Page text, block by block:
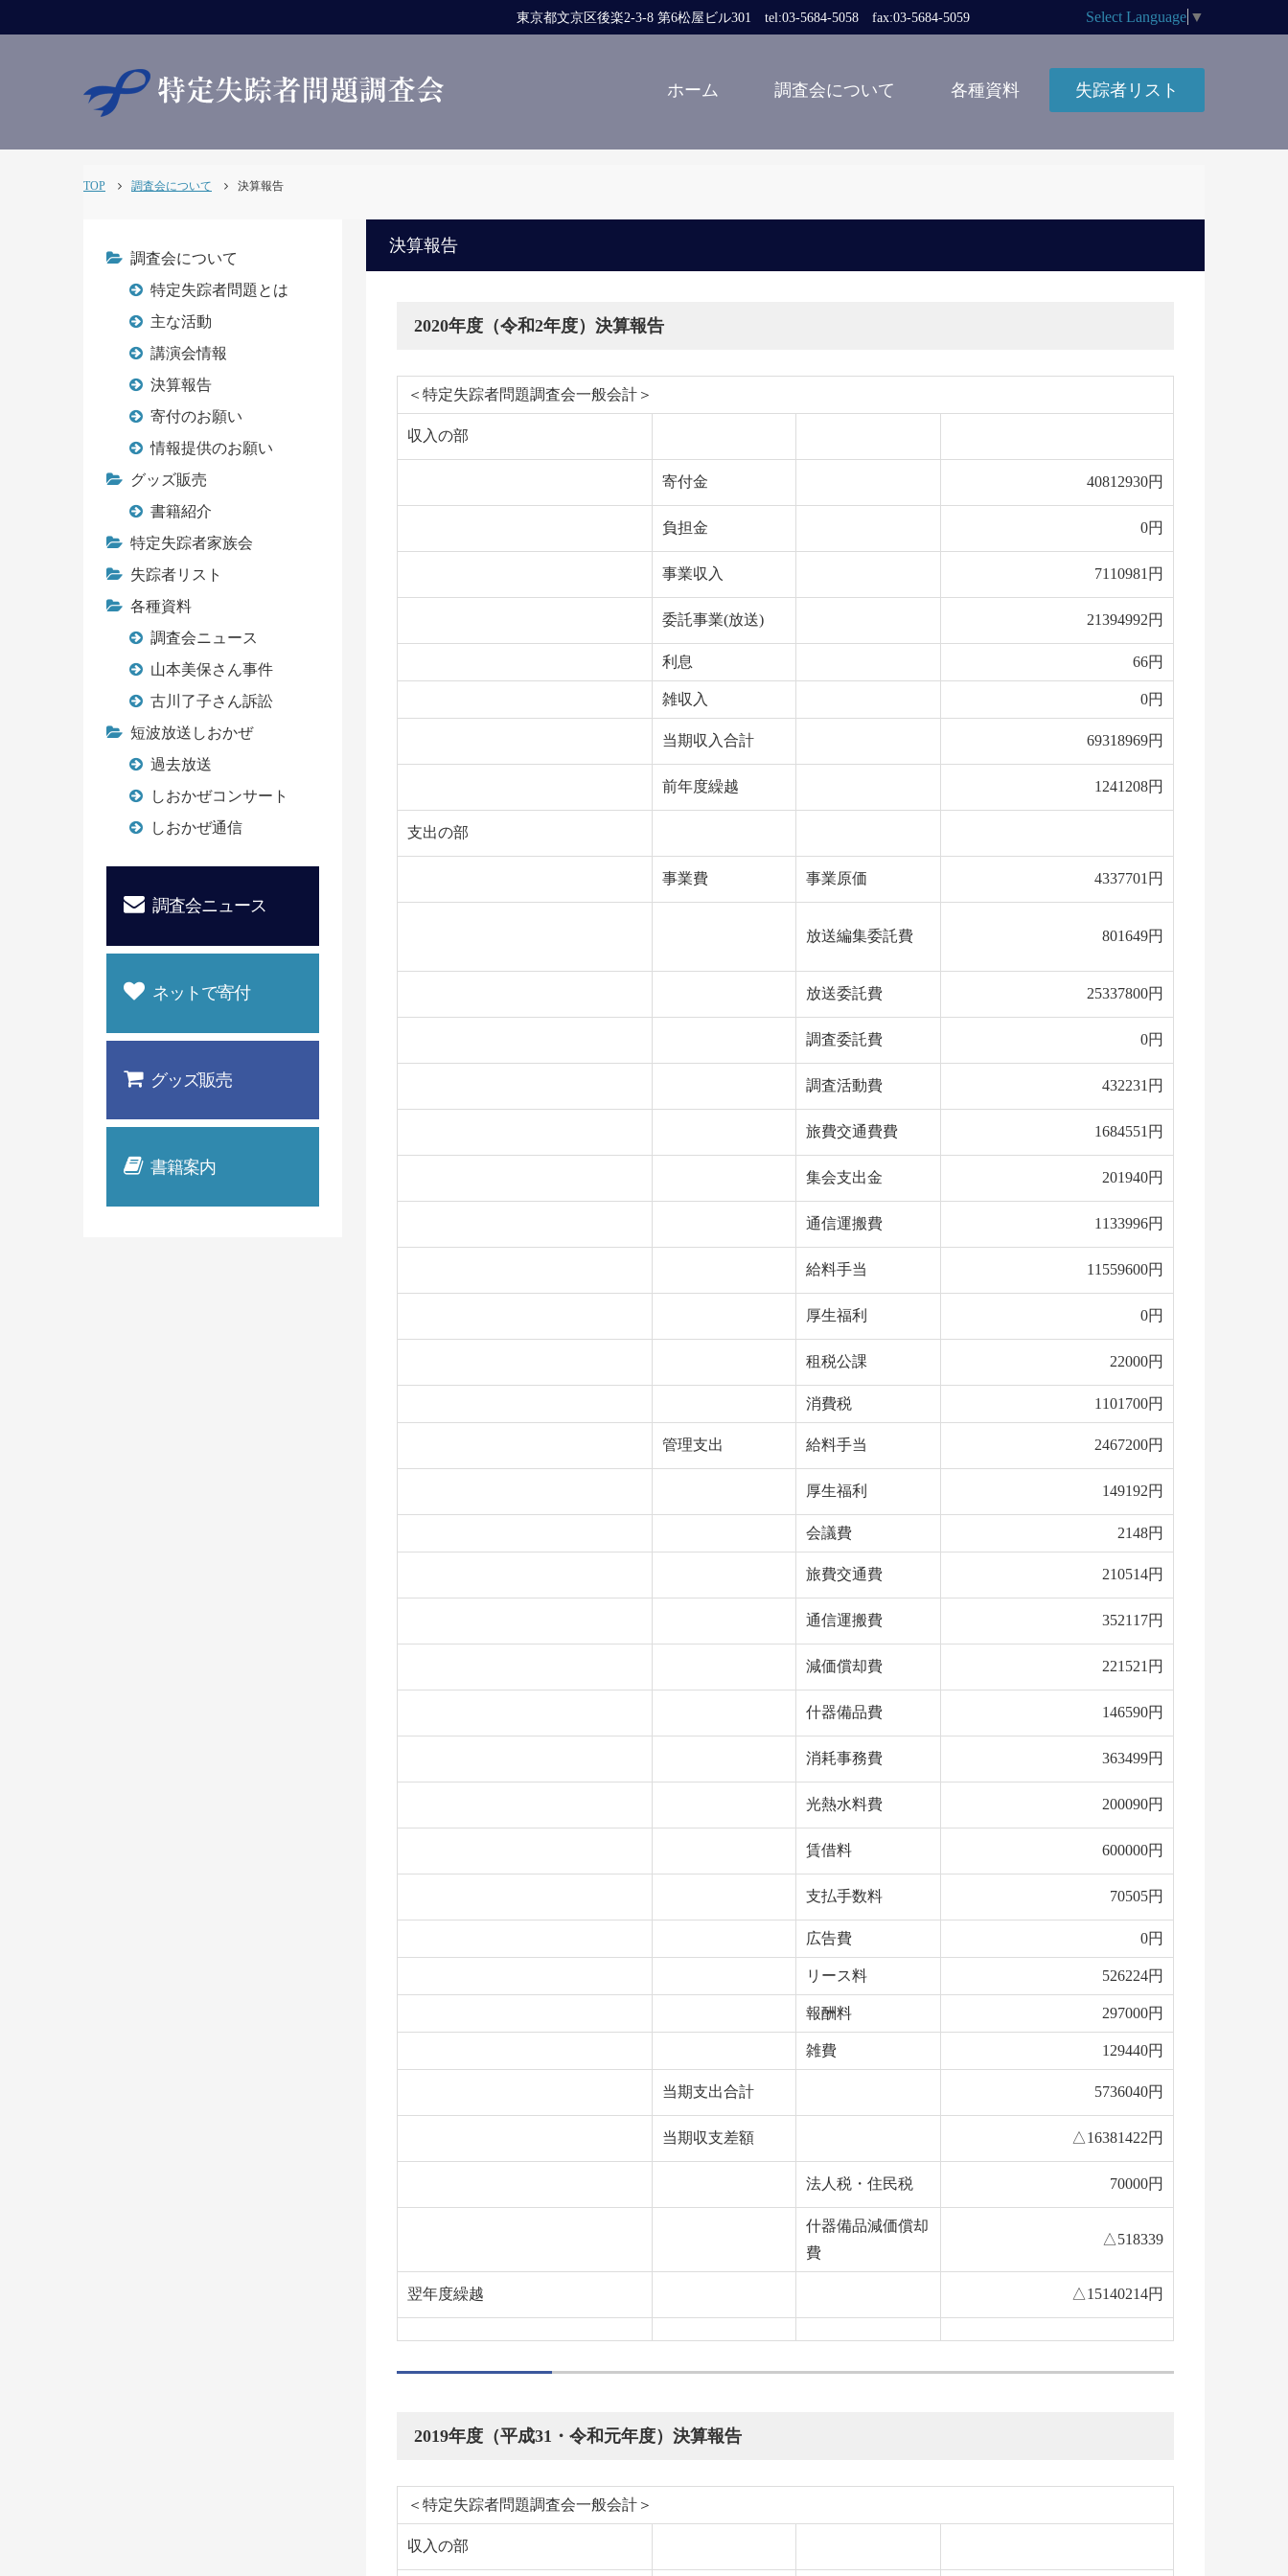
東京都文京区後楽2-3-8 第6松屋ビル301 tel:03-5684-5058 fax:03-5684-5059 Select Language ▼
ホーム 調査会について 各種資料 失踪者リスト
TOP 調査会について 決算報告
決算報告
2020年度（令和2年度）決算報告
＜特定失踪者問題調査会一般会計＞
収入の部
寄付金 40812930円
負担金 0円
事業収入 7110981円
委託事業(放送) 21394992円
利息 66円
雑収入 0円
当期収入合計 69318969円
前年度繰越 1241208円
支出の部
事業費 事業原価 4337701円
放送編集委託費 801649円
放送委託費 25337800円
調査委託費 0円
調査活動費 432231円
旅費交通費費 1684551円
集会支出金 201940円
通信運搬費 1133996円
給料手当 11559600円
厚生福利 0円
租税公課 22000円
消費税 1101700円
管理支出 給料手当 2467200円
厚生福利 149192円
会議費 2148円
旅費交通費 210514円
通信運搬費 352117円
減価償却費 221521円
什器備品費 146590円
消耗事務費 363499円
光熱水料費 200090円
賃借料 600000円
支払手数料 70505円
広告費 0円
リース料 526224円
報酬料 297000円
雑費 129440円
当期支出合計 5736040円
当期収支差額 △16381422円
法人税・住民税 70000円
什器備品減価償却
費
△518339
翌年度繰越 △15140214円
2019年度（平成31・令和元年度）決算報告
＜特定失踪者問題調査会一般会計＞
収入の部
調査会について
特定失踪者問題とは
主な活動
講演会情報
決算報告
寄付のお願い
情報提供のお願い
グッズ販売
書籍紹介
特定失踪者家族会
失踪者リスト
各種資料
調査会ニュース
山本美保さん事件
古川了子さん訴訟
短波放送しおかぜ
過去放送
しおかぜコンサート
しおかぜ通信
調査会ニュース
ネットで寄付
グッズ販売
書籍案内